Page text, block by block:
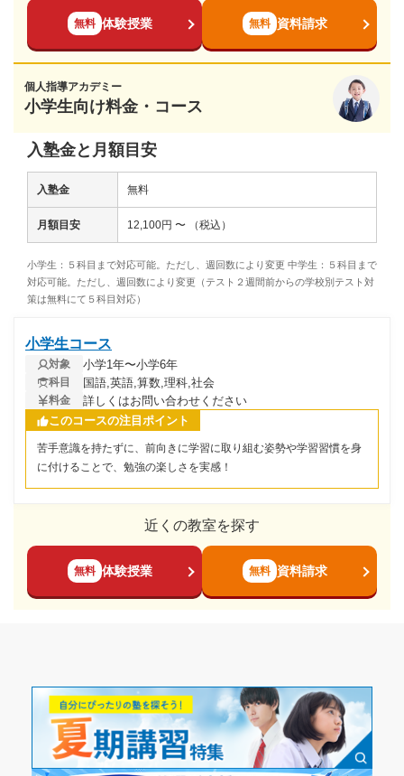
無料 体験授業 無料 資料請求
個人指導アカデミー
小学生向け料金・コース
入塾金と月額目安
入塾金 無料
月額目安 12,100円 〜 （税込）
小学生：５科目まで対応可能。ただし、週回数により変更 中学生：５科目まで
対応可能。ただし、週回数により変更（テスト２週間前からの学校別テスト対
策は無料にて５科目対応）
小学生コース
対象 小学1年〜小学6年
科目 国語,英語,算数,理科,社会
料金
詳しくはお問い合わせください
このコースの注目ポイント
苦手意識を持たずに、前向きに学習に取り組む姿勢や学習習慣を身
に付けることで、勉強の楽しさを実感！
近くの教室を探す
無料 体験授業 無料 資料請求